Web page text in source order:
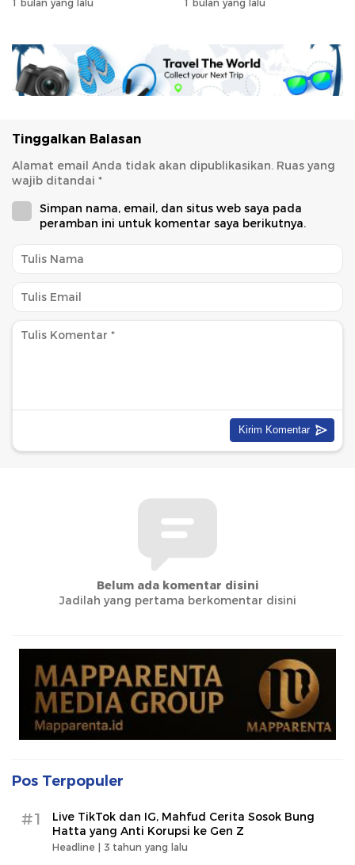
1 bulan yang lalu 1 bulan yang lalu
Tinggalkan Balasan
Alamat email Anda tidak akan dipublikasikan. Ruas yang
wajib ditandai *
Simpan nama, email, dan situs web saya pada
peramban ini untuk komentar saya berikutnya.
Belum ada komentar disini
Jadilah yang pertama berkomentar disini
Pos Terpopuler
#1
Live TikTok dan IG, Mahfud Cerita Sosok Bung
Hatta yang Anti Korupsi ke Gen Z
Headline | 3 tahun yang lalu